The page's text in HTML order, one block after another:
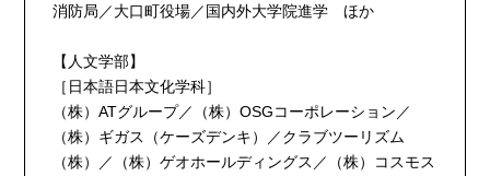
消防局／大口町役場／国内外大学院進学 ほか
【人文学部】
［日本語日本文化学科］
（株）ATグループ／（株）OSGコーポレーション／
（株）ギガス（ケーズデンキ）／クラブツーリズム
（株）／（株）ゲオホールディングス／（株）コスモス